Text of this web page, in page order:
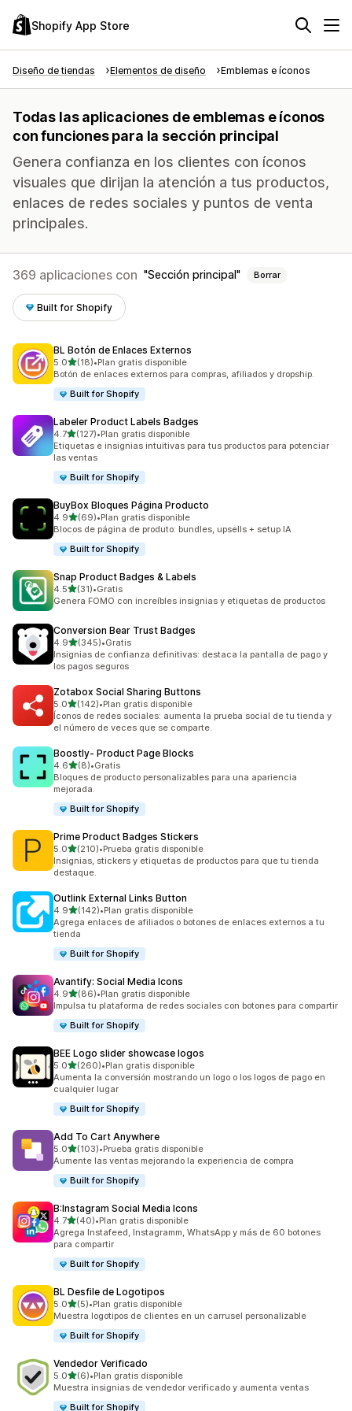
Shopify App Store
Diseño de tiendas Elementos de diseño Emblemas e íconos
Todas las aplicaciones de emblemas e íconos
con funciones para la sección principal
Genera confianza en los clientes con íconos
visuales que dirijan la atención a tus productos,
enlaces de redes sociales y puntos de venta
principales.
369 aplicaciones con Sección principal Borrar
Built for Shopify
BL Botón de Enlaces Externos
5.0de 5 estrellas
(18)
18 reseñas en total
•Plan gratis disponible
Botón de enlaces externos para compras, afiliados y dropship.
Built for Shopify
Labeler Product Labels Badges
4.7de 5 estrellas
(127)
127 reseñas en total
•Plan gratis disponible
Etiquetas e insignias intuitivas para tus productos para potenciar
las ventas
Built for Shopify
BuyBox Bloques Página Producto
4.9de 5 estrellas
(69)
69 reseñas en total
•Plan gratis disponible
Blocos de página de produto: bundles, upsells + setup IA
Built for Shopify
Snap Product Badges & Labels
4.5de 5 estrellas
(31)
31 reseñas en total
•Gratis
Genera FOMO con increíbles insignias y etiquetas de productos
Conversion Bear Trust Badges
4.9de 5 estrellas
(345)
345 reseñas en total
•Gratis
Insignias de confianza definitivas: destaca la pantalla de pago y
los pagos seguros
Zotabox Social Sharing Buttons
5.0de 5 estrellas
(142)
142 reseñas en total
•Plan gratis disponible
Íconos de redes sociales: aumenta la prueba social de tu tienda y
el número de veces que se comparte.
Boostly‑ Product Page Blocks
4.6de 5 estrellas
(8)
8 reseñas en total
•Gratis
Bloques de producto personalizables para una apariencia
mejorada.
Built for Shopify
Prime Product Badges Stickers
5.0de 5 estrellas
(210)
210 reseñas en total
•Prueba gratis disponible
Insignias, stickers y etiquetas de productos para que tu tienda
destaque.
Outlink External Links Button
4.9de 5 estrellas
(142)
142 reseñas en total
•Plan gratis disponible
Agrega enlaces de afiliados o botones de enlaces externos a tu
tienda
Built for Shopify
Avantify: Social Media Icons
4.9de 5 estrellas
(86)
86 reseñas en total
•Plan gratis disponible
Impulsa tu plataforma de redes sociales con botones para compartir
Built for Shopify
BEE Logo slider showcase logos
5.0de 5 estrellas
(260)
260 reseñas en total
•Plan gratis disponible
Aumenta la conversión mostrando un logo o los logos de pago en
cualquier lugar
Built for Shopify
Add To Cart Anywhere
5.0de 5 estrellas
(103)
103 reseñas en total
•Prueba gratis disponible
Aumente las ventas mejorando la experiencia de compra
Built for Shopify
B:Instagram Social Media Icons
4.7de 5 estrellas
(40)
40 reseñas en total
•Plan gratis disponible
Agrega Instafeed, Instagramm, WhatsApp y más de 60 botones
para compartir
Built for Shopify
BL Desfile de Logotipos
5.0de 5 estrellas
(5)
5 reseñas en total
•Plan gratis disponible
Muestra logotipos de clientes en un carrusel personalizable
Built for Shopify
Vendedor Verificado
5.0de 5 estrellas
(6)
6 reseñas en total
•Plan gratis disponible
Muestra insignias de vendedor verificado y aumenta ventas
Built for Shopify